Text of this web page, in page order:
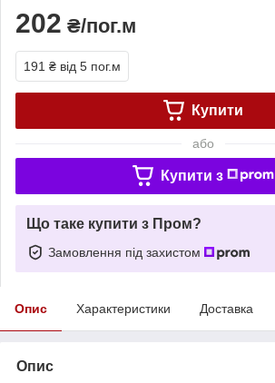
202 ₴/пог.м
191 ₴ від 5 пог.м
Купити
або
Купити з
Що таке купити з Пром?
Замовлення під захистом
Опис Характеристики Доставка
Опис